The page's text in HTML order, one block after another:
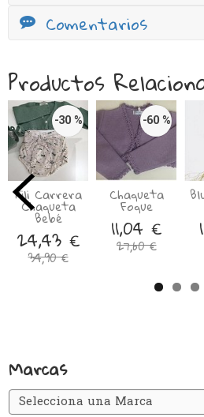
Marcas
Comentarios
Productos
-30 %
Pili Carrera
Chaqueta
Bebé
24,43 €
34,90 €
-60 %
Chaqueta
Foque
11,04 €
27,60 €